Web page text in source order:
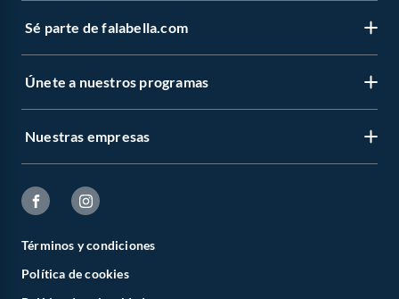
Sé parte de falabella.com
Únete a nuestros programas
Nuestras empresas
Términos y condiciones
Política de cookies